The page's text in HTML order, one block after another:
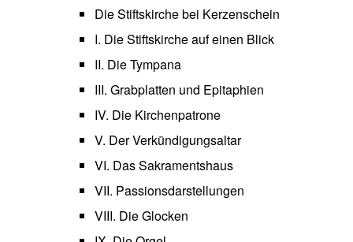
Die Stiftskirche bei Kerzenschein
I. Die Stiftskirche auf einen Blick
II. Die Tympana
III. Grabplatten und Epitaphien
IV. Die Kirchenpatrone
V. Der Verkündigungsaltar
VI. Das Sakramentshaus
VII. Passionsdarstellungen
VIII. Die Glocken